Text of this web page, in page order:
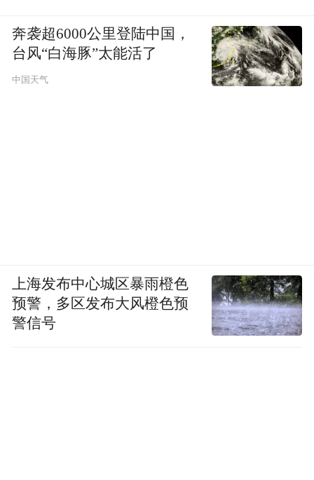
奔袭超6000公里登陆中国，
台风“白海豚”太能活了
中国天气
上海发布中心城区暴雨橙色
预警，多区发布大风橙色预
警信号